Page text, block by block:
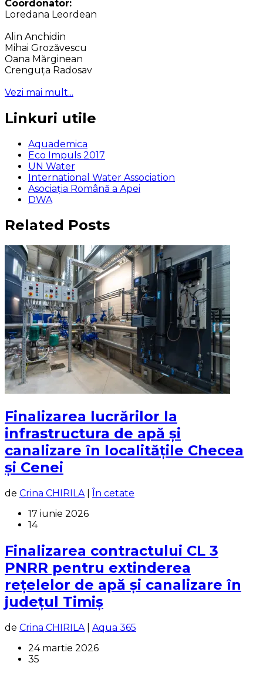
Coordonator:
Loredana Leordean
Alin Anchidin
Mihai Grozăvescu
Oana Mărginean
Crenguța Radosav
Vezi mai mult...
Linkuri utile
Aquademica
Eco Impuls 2017
UN Water
International Water Association
Asociaţia Română a Apei
DWA
Related Posts
Finalizarea lucrărilor la
infrastructura de apă și
canalizare în localitățile Checea
și Cenei
de Crina CHIRILA|
În cetate
17 iunie 2026
14
Finalizarea contractului CL 3
PNRR pentru extinderea
rețelelor de apă și canalizare în
județul Timiș
de Crina CHIRILA| Aqua 365
24 martie 2026
35